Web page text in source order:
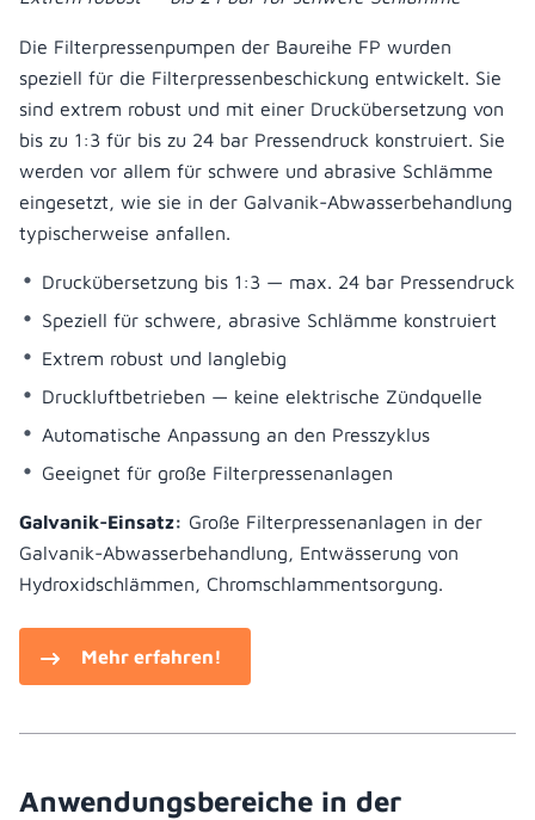
Die Filterpressenpumpen der Baureihe FP wurden
speziell für die Filterpressenbeschickung entwickelt. Sie
sind extrem robust und mit einer Druckübersetzung von
bis zu 1:3 für bis zu 24 bar Pressendruck konstruiert. Sie
werden vor allem für schwere und abrasive Schlämme
eingesetzt, wie sie in der Galvanik-Abwasserbehandlung
typischerweise anfallen.
Druckübersetzung bis 1:3 — max. 24 bar Pressendruck
Speziell für schwere, abrasive Schlämme konstruiert
Extrem robust und langlebig
Druckluftbetrieben — keine elektrische Zündquelle
Automatische Anpassung an den Presszyklus
Geeignet für große Filterpressenanlagen
Galvanik-Einsatz: Große Filterpressenanlagen in der
Galvanik-Abwasserbehandlung, Entwässerung von
Hydroxidschlämmen, Chromschlammentsorgung.
Mehr erfahren!
Anwendungsbereiche in der